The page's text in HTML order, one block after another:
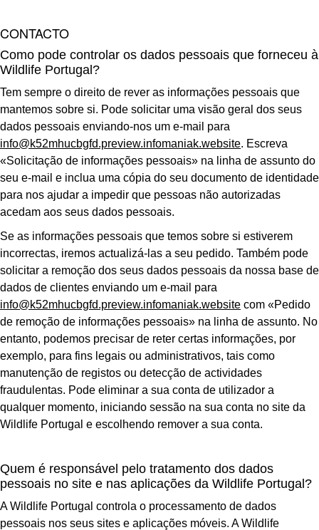
CONTACTO
Como pode controlar os dados pessoais que forneceu à
Wildlife Portugal?
Tem sempre o direito de rever as informações pessoais que
mantemos sobre si. Pode solicitar uma visão geral dos seus
dados pessoais enviando-nos um e-mail para
info@k52mhucbgfd.preview.infomaniak.website. Escreva
«Solicitação de informações pessoais» na linha de assunto do
seu e-mail e inclua uma cópia do seu documento de identidade
para nos ajudar a impedir que pessoas não autorizadas
acedam aos seus dados pessoais.
Se as informações pessoais que temos sobre si estiverem
incorrectas, iremos actualizá-las a seu pedido. Também pode
solicitar a remoção dos seus dados pessoais da nossa base de
dados de clientes enviando um e-mail para
info@k52mhucbgfd.preview.infomaniak.website com «Pedido
de remoção de informações pessoais» na linha de assunto. No
entanto, podemos precisar de reter certas informações, por
exemplo, para fins legais ou administrativos, tais como
manutenção de registos ou detecção de actividades
fraudulentas. Pode eliminar a sua conta de utilizador a
qualquer momento, iniciando sessão na sua conta no site da
Wildlife Portugal e escolhendo remover a sua conta.
Quem é responsável pelo tratamento dos dados
pessoais no site e nas aplicações da Wildlife Portugal?
A Wildlife Portugal controla o processamento de dados
pessoais nos seus sites e aplicações móveis. A Wildlife